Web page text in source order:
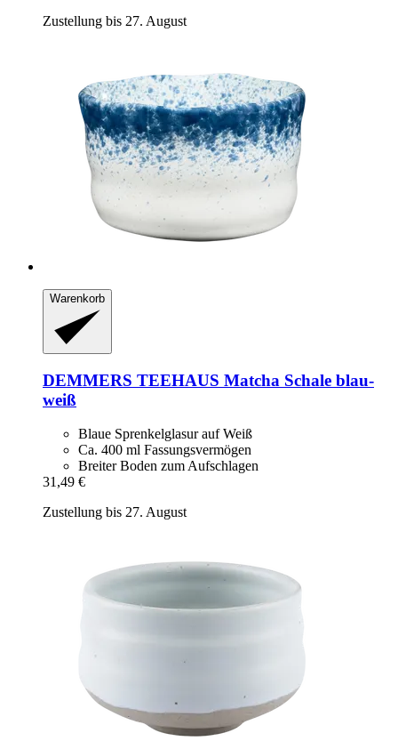
Zustellung bis 27. August
Warenkorb
DEMMERS TEEHAUS Matcha Schale blau-​
weiß
Blaue Sprenkelglasur auf Weiß
Ca. 400 ml Fassungsvermögen
Breiter Boden zum Aufschlagen
31,49 €
Zustellung bis 27. August